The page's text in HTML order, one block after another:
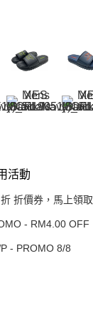
活動
折價券，馬上領取
- RM4.00 OFF
- PROMO 8/8